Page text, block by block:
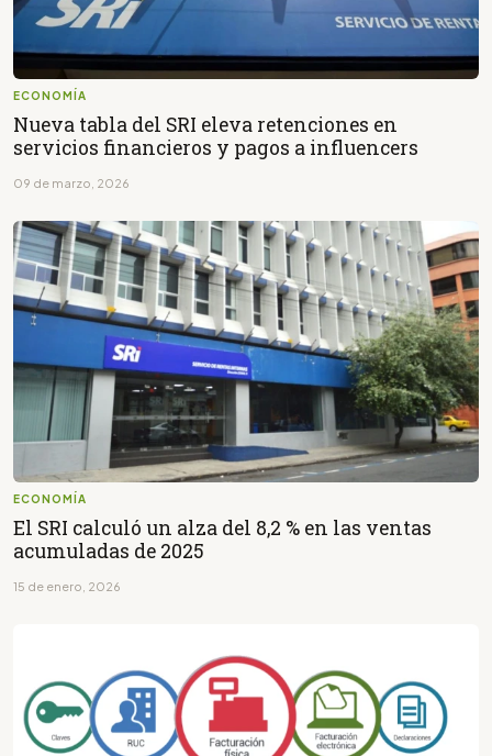
ECONOMÍA
Nueva tabla del SRI eleva retenciones en
servicios financieros y pagos a influencers
09 de marzo, 2026
ECONOMÍA
El SRI calculó un alza del 8,2 % en las ventas
acumuladas de 2025
15 de enero, 2026